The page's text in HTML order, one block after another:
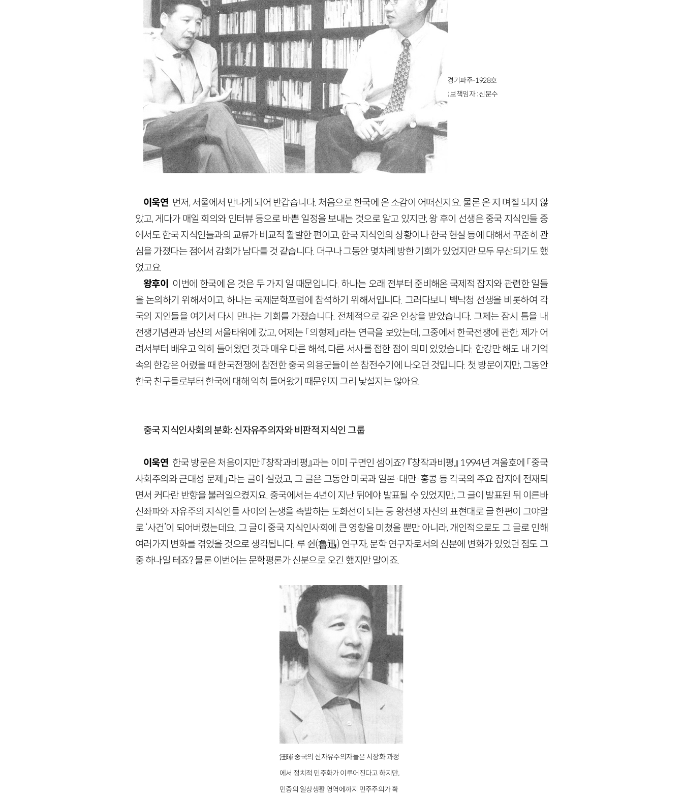
이욱연 먼저, 서울에서 만나게 되어 반갑습니다. 처음으로 한국에 온 소감이 어떠신지요. 물론 온 지 며칠 되지 않
았고, 게다가 매일 회의와 인터뷰 등으로 바쁜 일정을 보내는 것으로 알고 있지만, 왕 후이 선생은 중국 지식인들 중
에서도 한국 지식인들과의 교류가 비교적 활발한 편이고, 한국 지식인의 상황이나 한국 현실 등에 대해서 꾸준히 관
심을 가졌다는 점에서 감회가 남다를 것 같습니다. 더구나 그동안 몇차례 방한 기회가 있었지만 모두 무산되기도 했
었고요.
왕후이
이번에 한국에 온 것은 두 가지 일 때문입니다. 하나는 오래 전부터 준비해온 국제적 잡지와 관련한 일들
을 논의하기 위해서이고, 하나는 국제문학포럼에 참석하기 위해서입니다. 그러다보니 백낙청 선생을 비롯하여 각
국의 지인들을 여기서 다시 만나는 기회를 가졌습니다. 전체적으로 깊은 인상을 받았습니다. 그제는 잠시 틈을 내
전쟁기념관과 남산의 서울타워에 갔고, 어제는 「의형제」라는 연극을 보았는데, 그중에서 한국전쟁에 관한, 제가 어
려서부터 배우고 익히 들어왔던 것과 매우 다른 해석, 다른 서사를 접한 점이 의미 있었습니다. 한강만 해도 내 기억
속의 한강은 어렸을 때 한국전쟁에 참전한 중국 의용군들이 쓴 참전수기에 나오던 것입니다. 첫 방문이지만, 그동안
한국 친구들로부터 한국에 대해 익히 들어왔기 때문인지 그리 낯설지는 않아요.
중국 지식인사회의 분화: 신자유주의자와 비판적 지식인 그룹
이욱연 한국 방문은 처음이지만 『창작과비평』과는 이미 구면인 셈이죠? 『창작과비평』 1994년 겨울호에 「중국
사회주의와 근대성 문제」라는 글이 실렸고, 그 글은 그동안 미국과 일본·대만·홍콩 등 각국의 주요 잡지에 전재되
면서 커다란 반향을 불러일으켰지요. 중국에서는 4년이 지난 뒤에야 발표될 수 있었지만, 그 글이 발표된 뒤 이른바
신좌파와 자유주의 지식인들 사이의 논쟁을 촉발하는 도화선이 되는 등 왕선생 자신의 표현대로 글 한편이 그야말
로 ‘사건’이 되어버렸는데요. 그 글이 중국 지식인사회에 큰 영향을 미쳤을 뿐만 아니라, 개인적으로도 그 글로 인해
여러가지 변화를 겪었을 것으로 생각됩니다. 루 쉰(魯迅) 연구자, 문학 연구자로서의 신분에 변화가 있었던 점도 그
중 하나일 테죠? 물론 이번에는 문학평론가 신분으로 오긴 했지만 말이죠.
汪暉 중국의 신자유주의자들은 시장화 과정
에서 정치적 민주화가 이루어진다고 하지만,
민중의 일상생활 영역에까지 민주주의가 확
이용약관
개인정보처리방침
고객센터
창비
창비문화재단
클럽창비
법인명 : ㈜창비ㅣ대표이사 : 염종선ㅣ사업자등록번호 : 105-81-63672ㅣ통신판매업 : 제 2009-경기파주-1928호
주소 : 경기도 파주시 회동길 184(문발동)ㅣ팩스 : 031-955-3399 ㅣcnc@changbi.com
ㅣ개인정보책임자 : 신문수
대표전화 : 031-955-3333(월~금 10시~17시), 점심시간 11시 30분~13시
copyright © Changbi Publishers, inc. All Rights Reserved.